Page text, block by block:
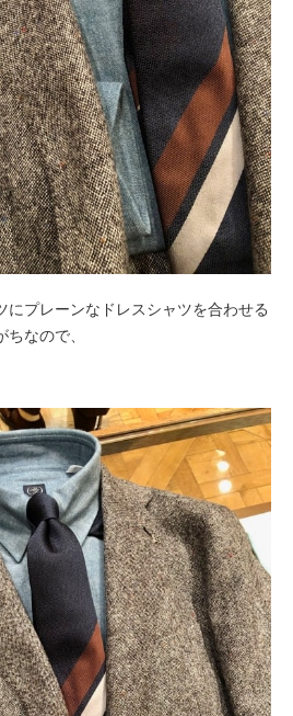
にプレーンなドレスシャツを合わせる
なので、